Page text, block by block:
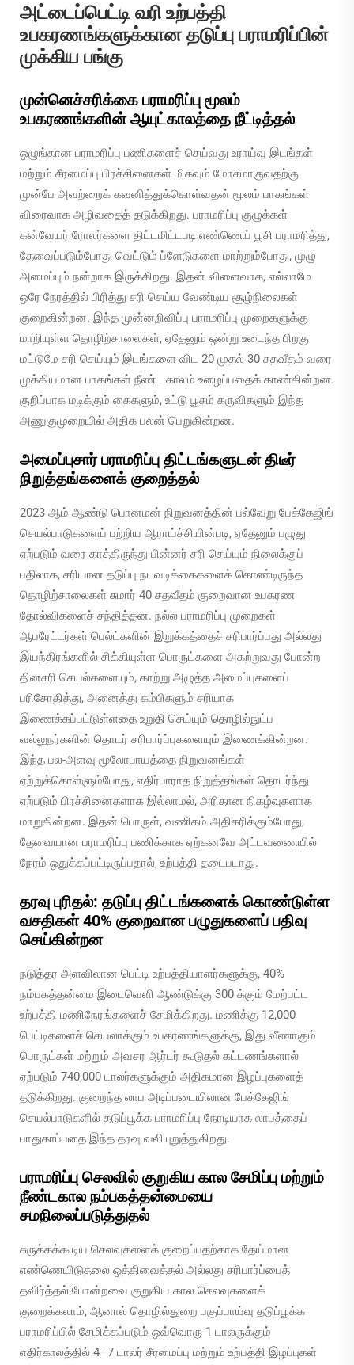
அட்டைப்பெட்டி வரி உற்பத்தி
உபகரணங்களுக்கான தடுப்பு பராமரிப்பின்
முக்கிய பங்கு
முன்னெச்சரிக்கை பராமரிப்பு மூலம்
உபகரணங்களின் ஆயுட்காலத்தை நீட்டித்தல்
ஒழுங்கான பராமரிப்பு பணிகளைச் செய்வது உராய்வு இடங்கள்
மற்றும் சீரமைப்பு பிரச்சினைகள் மிகவும் மோசமாகுவதற்கு
முன்பே அவற்றைக் கவனித்துக்கொள்வதன் மூலம் பாகங்கள்
விரைவாக அழிவதைத் தடுக்கிறது. பராமரிப்பு குழுக்கள்
கன்வேயர் ரோலர்களை திட்டமிட்டபடி எண்ணெய் பூசி பராமரித்து,
தேவைப்படும்போது வெட்டும் ப்ளேடுகளை மாற்றும்போது, முழு
அமைப்பும் நன்றாக இருக்கிறது. இதன் விளைவாக, எல்லாமே
ஒரே நேரத்தில் பிரித்து சரி செய்ய வேண்டிய சூழ்நிலைகள்
குறைகின்றன. இந்த முன்னறிவிப்பு பராமரிப்பு முறைகளுக்கு
மாறியுள்ள தொழிற்சாலைகள், ஏதேனும் ஒன்று உடைந்த பிறகு
மட்டுமே சரி செய்யும் இடங்களை விட 20 முதல் 30 சதவீதம் வரை
முக்கியமான பாகங்கள் நீண்ட காலம் உழைப்பதைக் காண்கின்றன.
குறிப்பாக மடிக்கும் கைகளும், உட்டு பூசும் கருவிகளும் இந்த
அணுகுமுறையில் அதிக பலன் பெறுகின்றன.
அமைப்புசார் பராமரிப்பு திட்டங்களுடன் திடீர்
நிறுத்தங்களைக் குறைத்தல்
2023 ஆம் ஆண்டு பொனமன் நிறுவனத்தின் பல்வேறு பேக்கேஜிங்
செயல்பாடுகளைப் பற்றிய ஆராய்ச்சியின்படி, ஏதேனும் பழுது
ஏற்படும் வரை காத்திருந்து பின்னர் சரி செய்யும் நிலைக்குப்
பதிலாக, சரியான தடுப்பு நடவடிக்கைகளைக் கொண்டிருந்த
தொழிற்சாலைகள் சுமார் 40 சதவீதம் குறைவான உபகரண
தோல்விகளைச் சந்தித்தன. நல்ல பராமரிப்பு முறைகள்
ஆபரேட்டர்கள் பெல்ட்களின் இறுக்கத்தைச் சரிபார்ப்பது அல்லது
இயந்திரங்களில் சிக்கியுள்ள பொருட்களை அகற்றுவது போன்ற
தினசரி செயல்களையும், காற்று அழுத்த அமைப்புகளைப்
பரிசோதித்து, அனைத்து கம்பிகளும் சரியாக
இணைக்கப்பட்டுள்ளதை உறுதி செய்யும் தொழில்நுட்ப
வல்லுநர்களின் தொடர் சரிபார்ப்புகளையும் இணைக்கின்றன.
இந்த பல-அளவு மூலோபாயத்தை நிறுவனங்கள்
ஏற்றுக்கொள்ளும்போது, எதிர்பாராத நிறுத்தங்கள் தொடர்ந்து
ஏற்படும் பிரச்சினைகளாக இல்லாமல், அரிதான நிகழ்வுகளாக
மாறுகின்றன. இதன் பொருள், வணிகம் அதிகரிக்கும்போது,
தேவையான பராமரிப்பு பணிக்காக ஏற்கனவே அட்டவணையில்
நேரம் ஒதுக்கப்பட்டிருப்பதால், உற்பத்தி தடைபடாது.
தரவு புரிதல்: தடுப்பு திட்டங்களைக் கொண்டுள்ள
வசதிகள் 40% குறைவான பழுதுகளைப் பதிவு
செய்கின்றன
நடுத்தர அளவிலான பெட்டி உற்பத்தியாளர்களுக்கு, 40%
நம்பகத்தன்மை இடைவெளி ஆண்டுக்கு 300 க்கும் மேற்பட்ட
உற்பத்தி மணிநேரங்களைச் சேமிக்கிறது. மணிக்கு 12,000
பெட்டிகளைச் செயலாக்கும் உபகரணங்களுக்கு, இது வீணாகும்
பொருட்கள் மற்றும் அவசர ஆர்டர் கூடுதல் கட்டணங்களால்
ஏற்படும் 740,000 டாலர்களுக்கும் அதிகமான இழப்புகளைத்
தடுக்கிறது. குறைந்த லாப அடிப்படையிலான பேக்கேஜிங்
செயல்பாடுகளில் தடுப்பூக்க பராமரிப்பு நேரடியாக லாபத்தைப்
பாதுகாப்பதை இந்த தரவு வலியுறுத்துகிறது.
பராமரிப்பு செலவில் குறுகிய கால சேமிப்பு மற்றும்
நீண்டகால நம்பகத்தன்மையை
சமநிலைப்படுத்துதல்
சுருக்கக்கூடிய செலவுகளைக் குறைப்பதற்காக தேய்மான
எண்ணெயிடுதலை ஒத்திவைத்தல் அல்லது சரிபார்ப்பைத்
தவிர்த்தல் போன்றவை குறுகிய கால செலவுகளைக்
குறைக்கலாம், ஆனால் தொழில்துறை பகுப்பாய்வு தடுப்பூக்க
பராமரிப்பில் சேமிக்கப்படும் ஒவ்வொரு 1 டாலருக்கும்
எதிர்காலத்தில் 4–7 டாலர் சீரமைப்பு மற்றும் உற்பத்தி இழப்புகள்